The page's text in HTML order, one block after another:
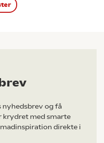
nyhedsbrev og få
krydret med smarte
direkte i